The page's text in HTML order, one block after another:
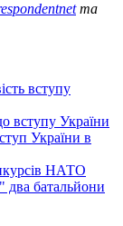
та
вступу
вступу України
України в
НАТО
два батальйони